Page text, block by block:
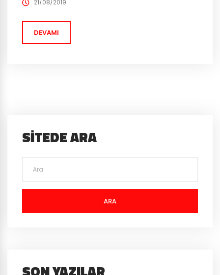
havuzundan bahsetmiştik. Her...
21/08/2019
DEVAMI
SITEDE ARA
ARA